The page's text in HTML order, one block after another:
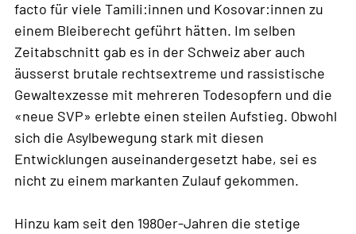
facto für viele Tamili:innen und Kosovar:innen zu
einem Bleiberecht geführt hätten. Im selben
Zeitabschnitt gab es in der Schweiz aber auch
äusserst brutale rechtsextreme und rassistische
Gewaltexzesse mit mehreren Todesopfern und die
«neue SVP» erlebte einen steilen Aufstieg. Obwohl
sich die Asylbewegung stark mit diesen
Entwicklungen auseinandergesetzt habe, sei es
nicht zu einem markanten Zulauf gekommen.
Hinzu kam seit den 1980er-Jahren die stetige